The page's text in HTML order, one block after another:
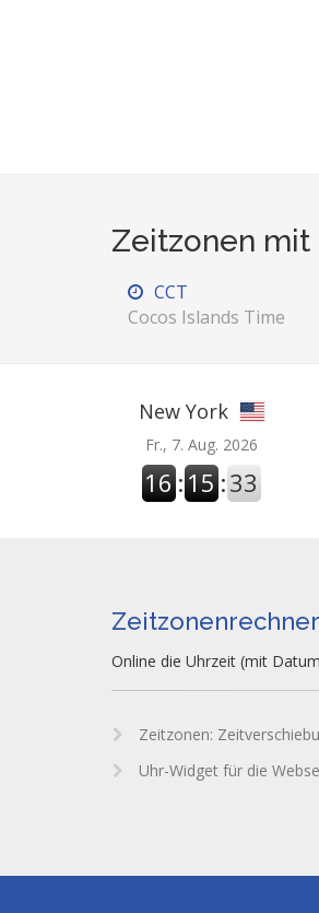
Zeitzonen mit
CCT
Cocos Islands Time
New York
Fr., 7. Aug. 2026
16 :15 :34
Online die Uhrzeit (mit
Zeitzonen:
Uhr-Widget für die